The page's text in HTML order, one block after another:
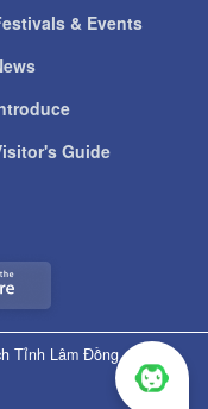
& Events
Guide
Tỉnh Lâm Đồng